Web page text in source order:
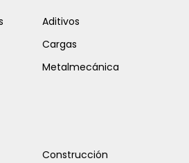
Aditivos
Cargas
Metalmecánica
Construcción